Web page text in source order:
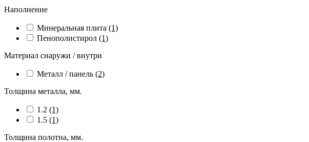
Наполнение
Минеральная плита (1)
Пенополистирол (1)
Материал снаружи / внутри
Металл / панель (2)
Толщина металла, мм.
1.2 (1)
1.5 (1)
Толщина полотна, мм.